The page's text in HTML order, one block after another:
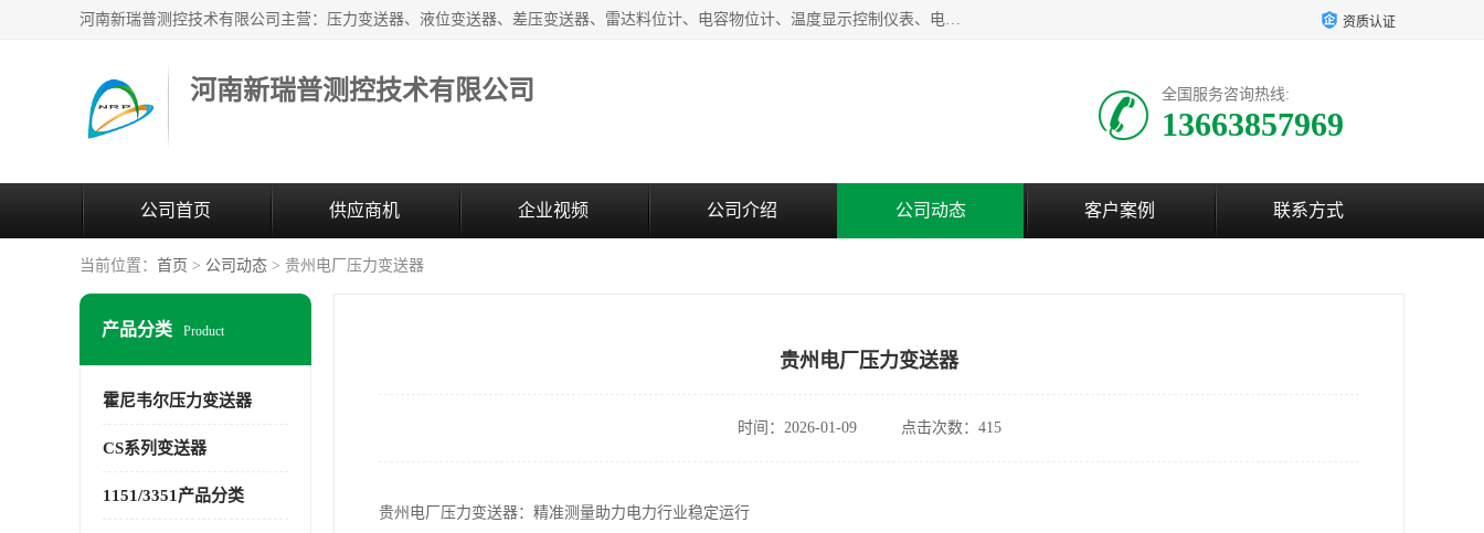
河南新瑞普测控技术有限公司主营：压力变送器、液位变送器、差压变送器、雷达料位计、电容物位计、温度显示控制仪表、电量变送器、流量计、工业自动化系统成套设备。 资质认证
河南新瑞普测控技术有限公司 全国服务咨询热线:
13663857969
公司首页 供应商机 企业视频 公司介绍 公司动态 客户案例 联系方式
当前位置： 首页 > 公司动态 > 贵州电厂压力变送器
产品分类 Product
霍尼韦尔压力变送器
CS系列变送器
1151/3351产品分类
贵州电厂压力变送器
时间：2026-01-09 点击次数：415
贵州电厂压力变送器：精准测量助力电力行业稳定运行